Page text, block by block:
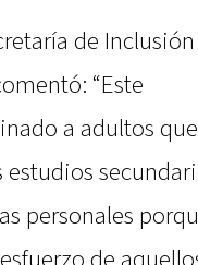
de Inclusión
“Este
a adultos
personales